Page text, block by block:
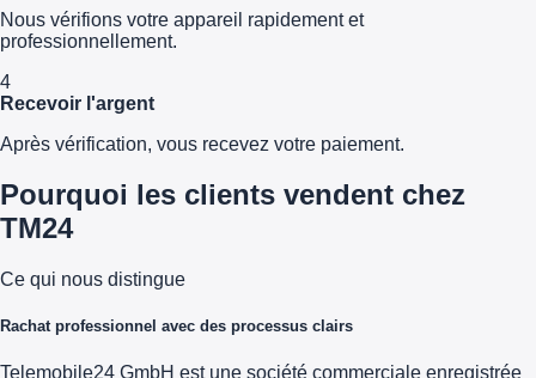
Nous vérifions votre appareil rapidement et
professionnellement.
4
Recevoir l'argent
Après vérification, vous recevez votre paiement.
Pourquoi les clients vendent chez
TM24
Ce qui nous distingue
Rachat professionnel avec des processus clairs
Telemobile24 GmbH est une société commerciale enregistrée